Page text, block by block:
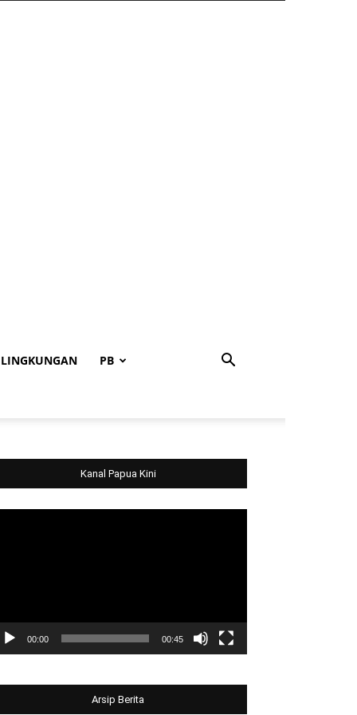
LINGKUNGAN PB
Kanal Papua Kini
00:00 00:45
Arsip Berita